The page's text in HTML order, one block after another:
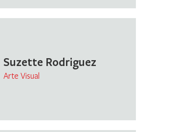
Suzette Rodriguez
Arte Visual